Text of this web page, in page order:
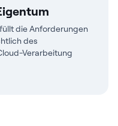
die Anforderungen
des
Verarbeitung